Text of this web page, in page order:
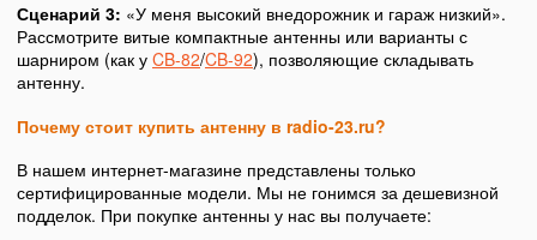
Сценарий 3: «У меня высокий внедорожник и гараж низкий».
Рассмотрите витые компактные антенны или варианты с
шарниром (как у CB-82/CB-92), позволяющие складывать
антенну.
Почему стоит купить антенну в radio-23.ru?
В нашем интернет-магазине представлены только
сертифицированные модели. Мы не гонимся за дешевизной
подделок. При покупке антенны у нас вы получаете: